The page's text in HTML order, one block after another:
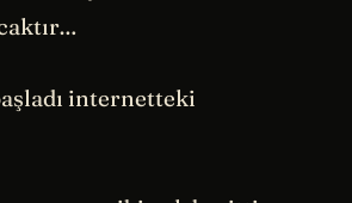
internetteki